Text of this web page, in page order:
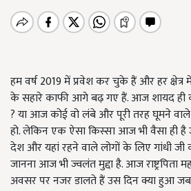
हम वर्ष 2019 में प्रवेश कर चुके हैं और हर क्षेत्र
के सहारे काफी आगे बढ़ गए हैं. आज शायद ही
?या आज कोई वो लंबे और पूरी तरह घूमने
हो. लेकिन एक ऐसा किस्सा आज भी वैसा ही है
देश और यहां रहने वाले लोगों के लिए गांधी
जानना आज भी ज्वलंत मुद्दा है. आज राष्ट्रपिता
अवसर पर नजर डालते हैं उस दिन क्या हुआ जब